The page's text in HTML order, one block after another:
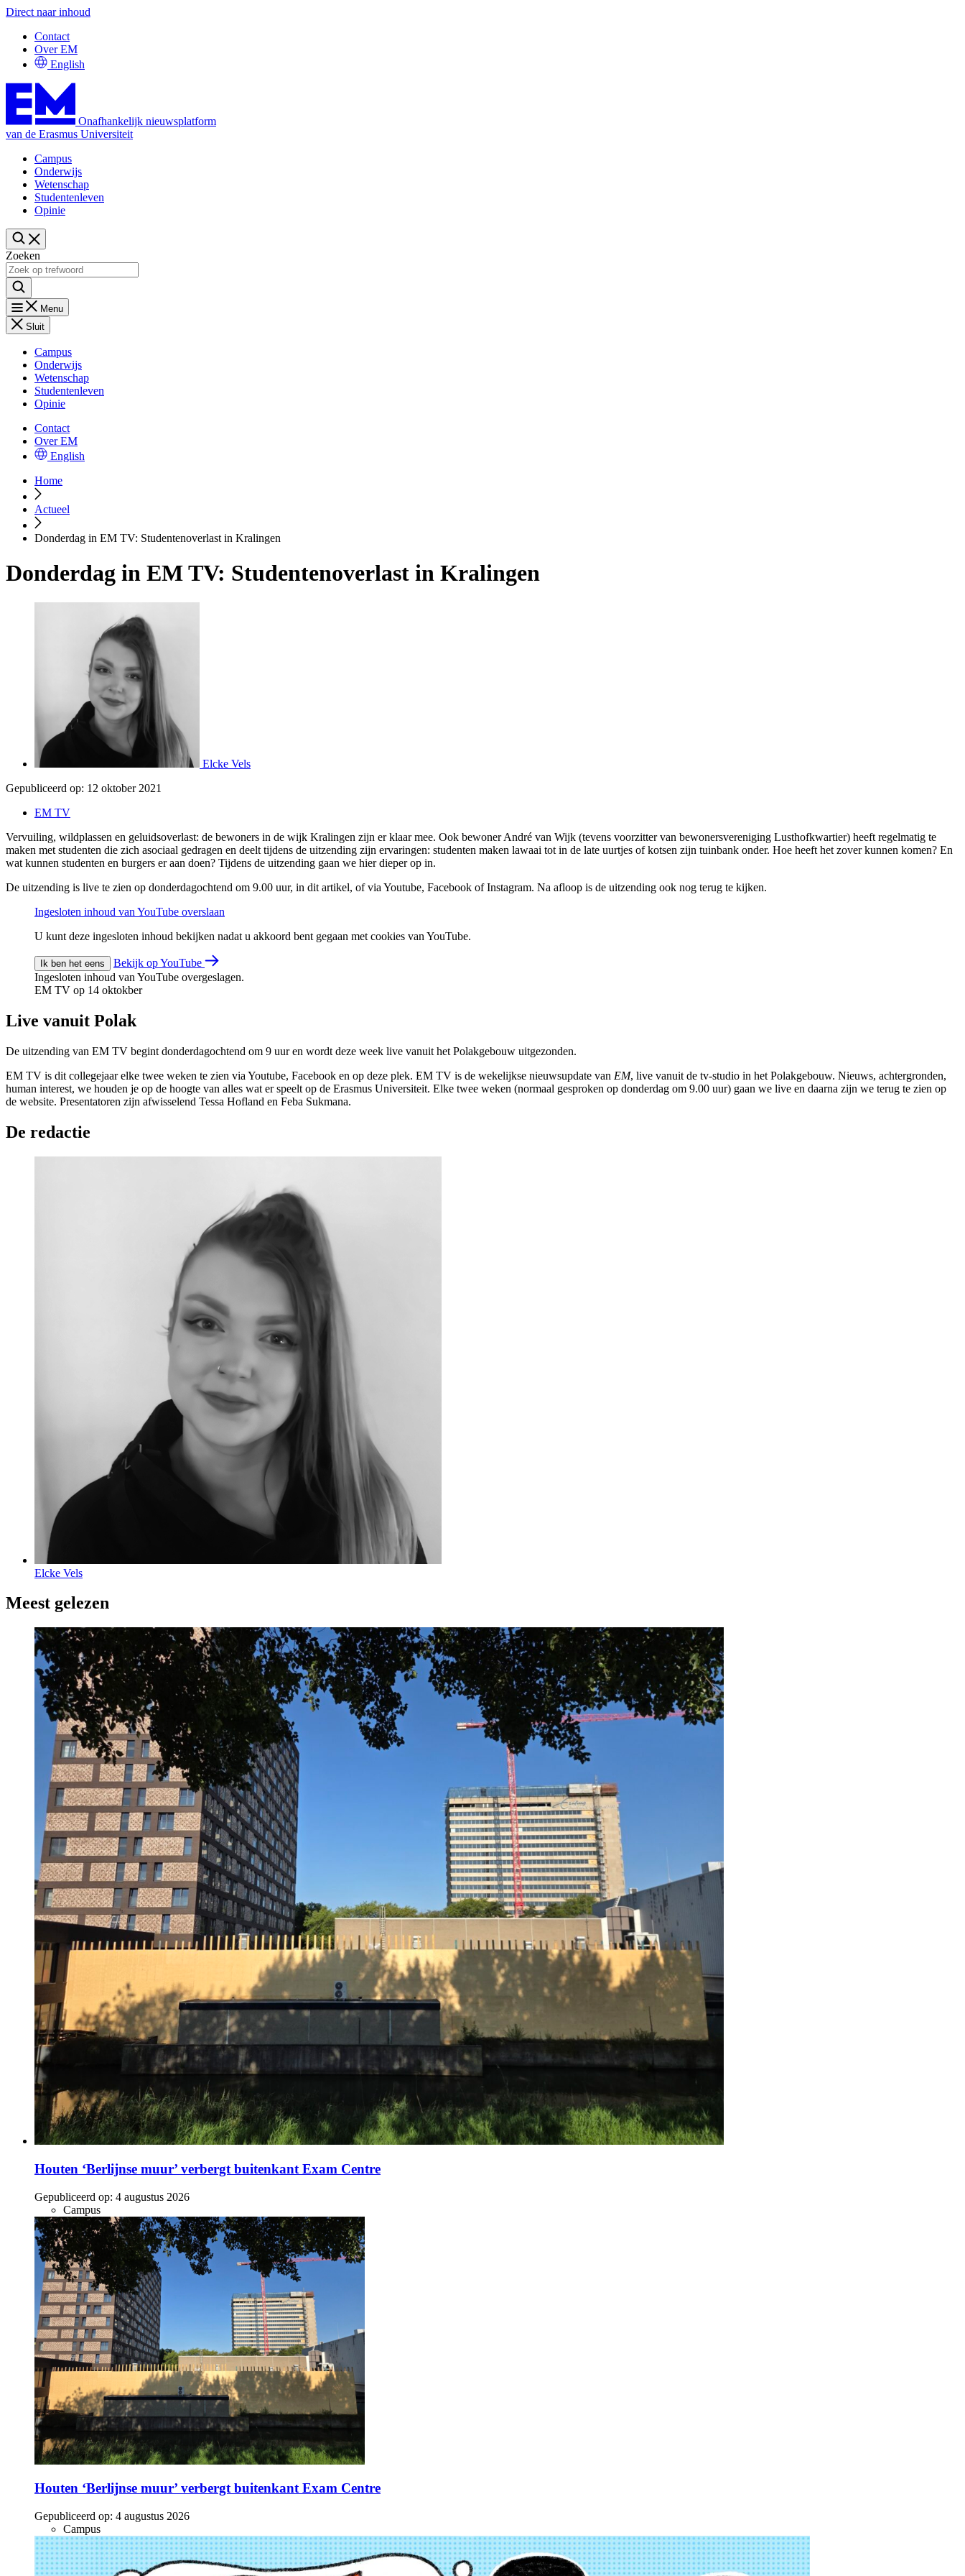
Direct naar inhoud
Contact
Over EM
English
Onafhankelijk nieuwsplatform
van de Erasmus Universiteit
Campus
Onderwijs
Wetenschap
Studentenleven
Opinie
Zoeken
Menu
Sluit
Campus
Onderwijs
Wetenschap
Studentenleven
Opinie
Contact
Over EM
English
Home
Actueel
Donderdag in EM TV: Studentenoverlast in Kralingen
Donderdag in EM TV: Studentenoverlast in Kralingen
Elcke Vels
Gepubliceerd op: 12 oktober 2021
EM TV
Vervuiling, wildplassen en geluidsoverlast: de bewoners in de wijk Kralingen zijn er klaar mee. Ook bewoner André van Wijk (tevens voorzitter van bewonersvereniging Lusthofkwartier) heeft regelmatig te
maken met studenten die zich asociaal gedragen en deelt tijdens de uitzending zijn ervaringen: studenten maken lawaai tot in de late uurtjes of kotsen zijn tuinbank onder. Hoe heeft het zover kunnen komen? En
wat kunnen studenten en burgers er aan doen? Tijdens de uitzending gaan we hier dieper op in.
De uitzending is live te zien op donderdagochtend om 9.00 uur, in dit artikel, of via Youtube, Facebook of Instagram. Na afloop is de uitzending ook nog terug te kijken.
Ingesloten inhoud van YouTube overslaan
U kunt deze ingesloten inhoud bekijken nadat u akkoord bent gegaan met cookies van YouTube.
Ik ben het eens
Bekijk op YouTube
Ingesloten inhoud van YouTube overgeslagen.
EM TV op 14 oktokber
Live vanuit Polak
De uitzending van EM TV begint donderdagochtend om 9 uur en wordt deze week live vanuit het Polakgebouw uitgezonden.
EM TV is dit collegejaar elke twee weken te zien via Youtube, Facebook en op deze plek. EM TV is de wekelijkse nieuwsupdate van EM, live vanuit de tv-studio in het Polakgebouw. Nieuws, achtergronden,
human interest, we houden je op de hoogte van alles wat er speelt op de Erasmus Universiteit. Elke twee weken (normaal gesproken op donderdag om 9.00 uur) gaan we live en daarna zijn we terug te zien op
de website. Presentatoren zijn afwisselend Tessa Hofland en Feba Sukmana.
De redactie
Elcke Vels
Meest gelezen
Houten ‘Berlijnse muur’ verbergt buitenkant Exam Centre
Gepubliceerd op: 4 augustus 2026
Campus
Houten ‘Berlijnse muur’ verbergt buitenkant Exam Centre
Gepubliceerd op: 4 augustus 2026
Campus